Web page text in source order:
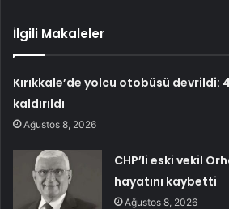
İlgili Makaleler
Kırıkkale’de yolcu otobüsü devrildi:
kaldırıldı
Ağustos 8, 2026
CHP’li eski vekil
hayatını kaybetti
Ağustos 8, 2026